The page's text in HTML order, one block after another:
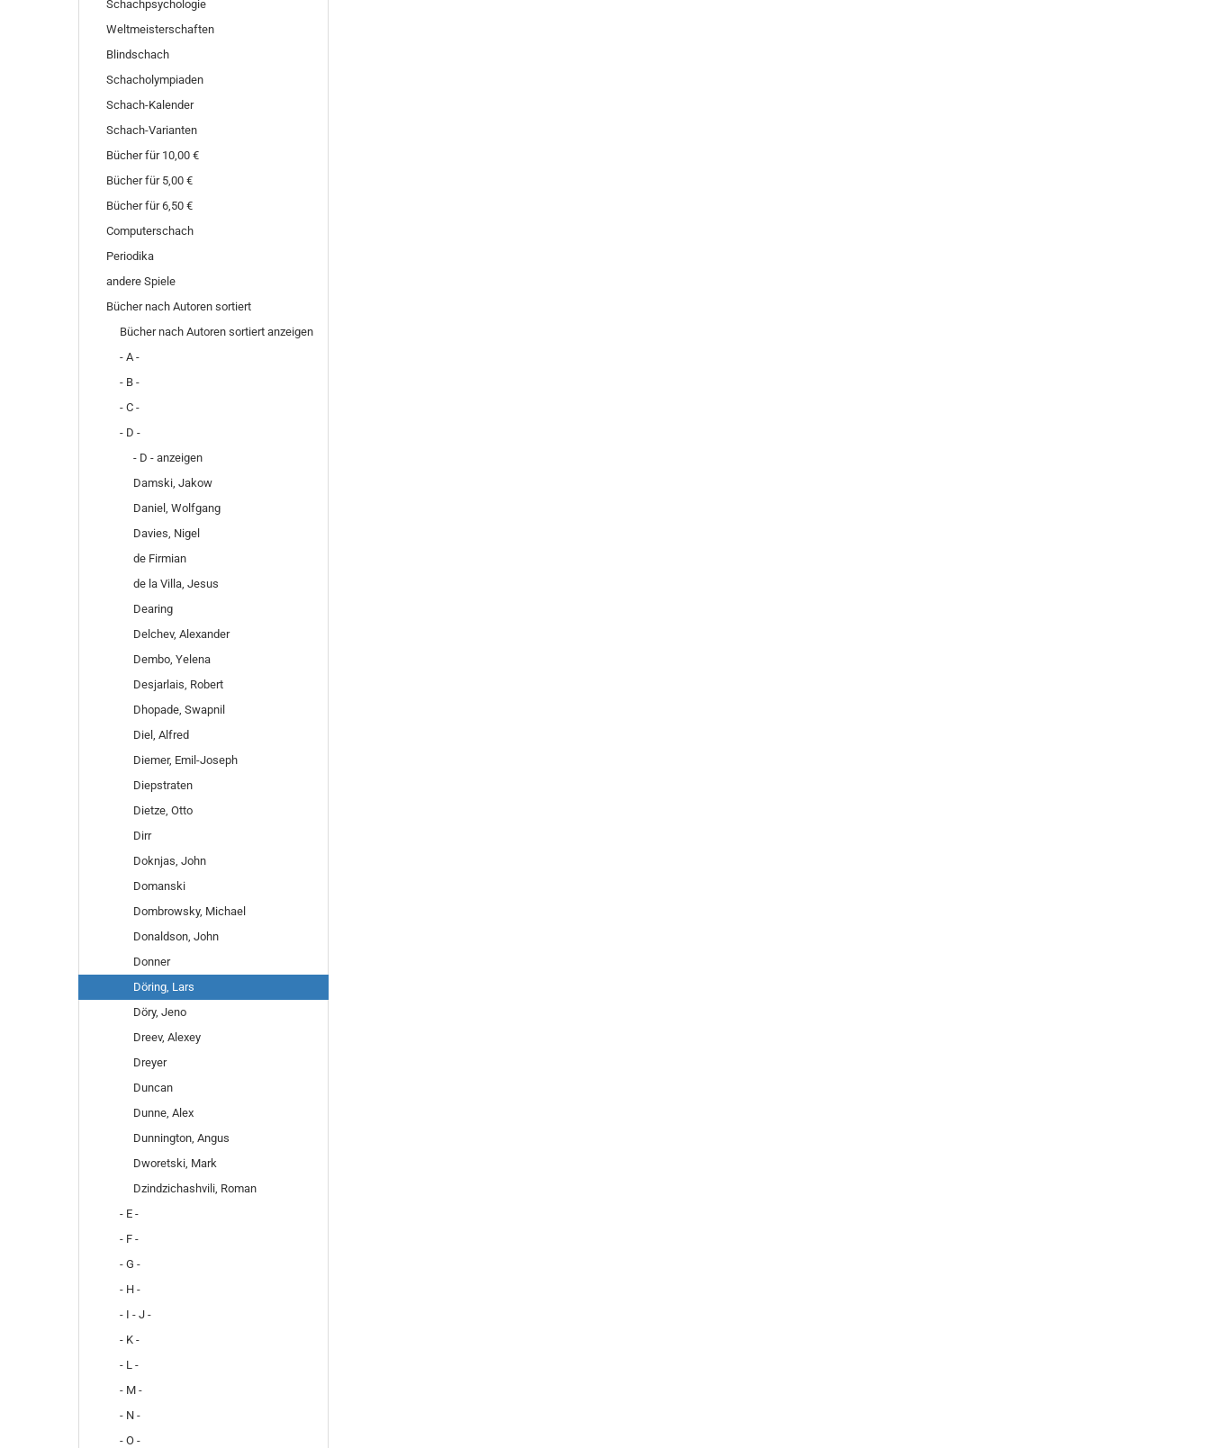
Schachpsychologie
Weltmeisterschaften
Blindschach
Schacholympiaden
Schach-Kalender
Schach-Varianten
Bücher für 10,00 €
Bücher für 5,00 €
Bücher für 6,50 €
Computerschach
Periodika
andere Spiele
Bücher nach Autoren sortiert
Bücher nach Autoren sortiert anzeigen
- A -
- B -
- C -
- D -
- D - anzeigen
Damski, Jakow
Daniel, Wolfgang
Davies, Nigel
de Firmian
de la Villa, Jesus
Dearing
Delchev, Alexander
Dembo, Yelena
Desjarlais, Robert
Dhopade, Swapnil
Diel, Alfred
Diemer, Emil-Joseph
Diepstraten
Dietze, Otto
Dirr
Doknjas, John
Domanski
Dombrowsky, Michael
Donaldson, John
Donner
Döring, Lars
Döry, Jeno
Dreev, Alexey
Dreyer
Duncan
Dunne, Alex
Dunnington, Angus
Dworetski, Mark
Dzindzichashvili, Roman
- E -
- F -
- G -
- H -
- I - J -
- K -
- L -
- M -
- N -
- O -